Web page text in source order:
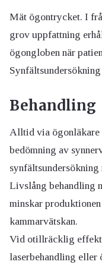
Mät ögontrycket. I
grov uppfattning
ögongloben när
Behandling
Alltid via ögonläkare
bedömning av
Livslång behandling
minskar
kammarvätskan.
Vid otillräcklig effekt
laserbehandling